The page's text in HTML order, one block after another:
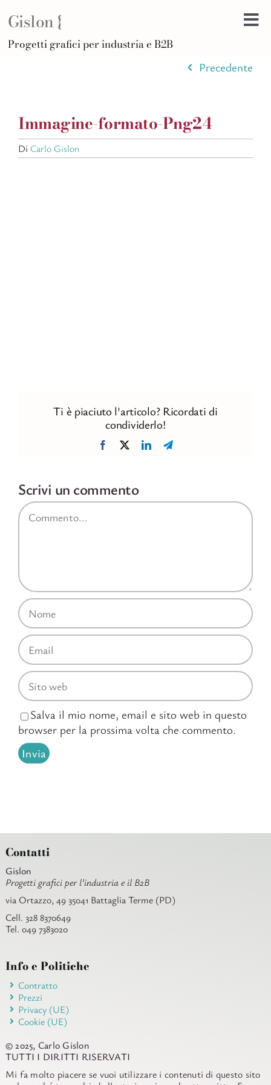
Gislon {
Progetti grafici per industria e B2B
Precedente
Immagine-formato-Png24
Di Carlo Gislon
Ti è piaciuto l'articolo? Ricordati di
condividerlo!
Facebook LinkedInTelegram
Scrivi un commento
Commento
Salva il mio nome, email e sito web in questo
browser per la prossima volta che commento.
Contatti
Gislon
Progetti grafici per l’industria e il B2B
via Ortazzo, 49 35041 Battaglia Terme (PD)
Cell. 328 8370649
Tel. 049 7383020
Info e Politiche
Contratto
Prezzi
Privacy (UE)
Cookie (UE)
© 2025, Carlo Gislon
TUTTI I DIRITTI RISERVATI
Mi fa molto piacere se vuoi utilizzare i contenuti di questo sito